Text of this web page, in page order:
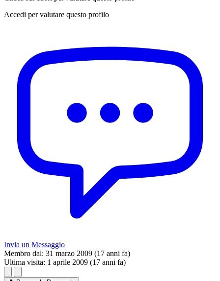
Accedi per valutare questo profilo
Invia un Messaggio
Membro dal: 31 marzo 2009 (17 anni fa)
Ultima visita: 1 aprile 2009 (17 anni fa)